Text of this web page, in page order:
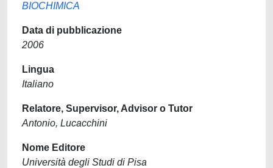
BIOCHIMICA
Data di pubblicazione
2006
Lingua
Italiano
Relatore, Supervisor, Advisor o Tutor
Antonio, Lucacchini
Nome Editore
Università degli Studi di Pisa